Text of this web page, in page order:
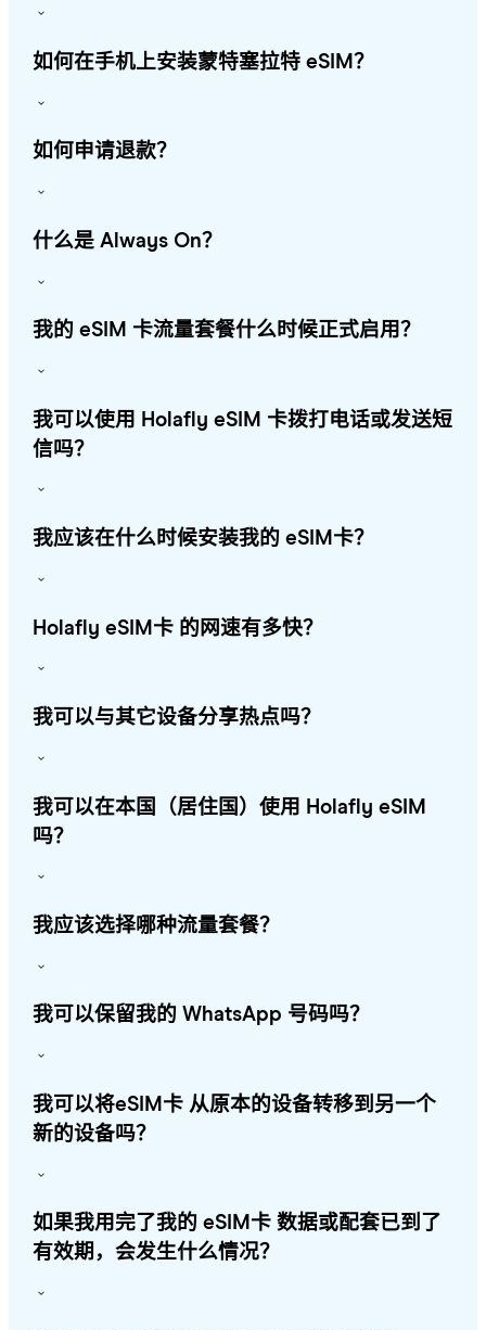
如何在手机上安装蒙特塞拉特 eSIM？
如何申请退款？
什么是 Always On？
我的 eSIM 卡流量套餐什么时候正式启用？
我可以使用 Holafly eSIM 卡拨打电话或发送短
信吗？
我应该在什么时候安装我的 eSIM卡？
Holafly eSIM卡 的网速有多快？
我可以与其它设备分享热点吗？
我可以在本国（居住国）使用 Holafly eSIM
吗？
我应该选择哪种流量套餐？
我可以保留我的 WhatsApp 号码吗？
我可以将eSIM卡 从原本的设备转移到另一个
新的设备吗？
如果我用完了我的 eSIM卡 数据或配套已到了
有效期，会发生什么情况？